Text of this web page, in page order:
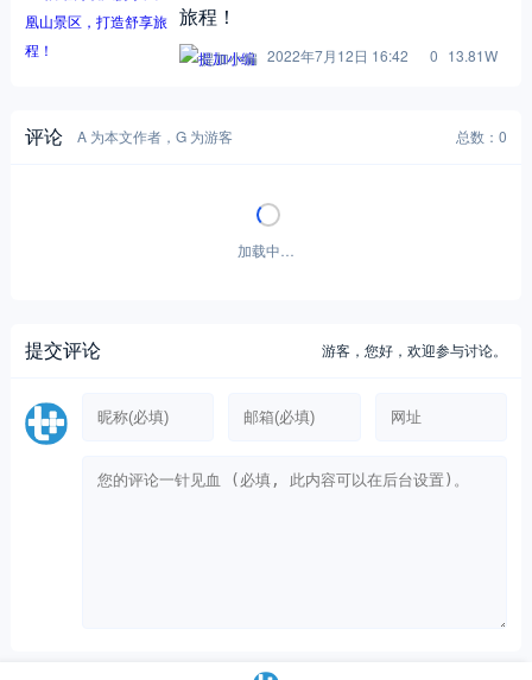
旅程！
提加小编 2022年7月12日 16:42 0 13.81W
评论 A 为本文作者，G 为游客 总数：0
暂无评论！
Copyright © 2012-至今